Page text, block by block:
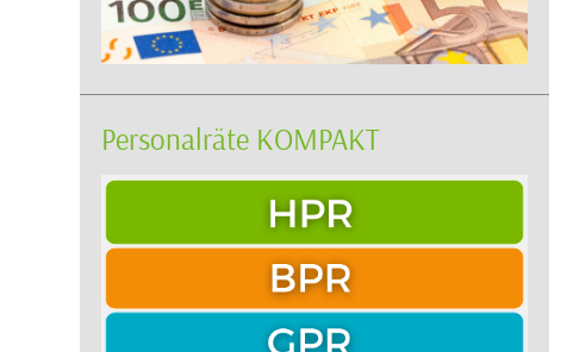
Personalräte KOMPAKT